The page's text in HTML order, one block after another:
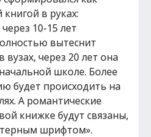
в руках:
10-15 лет
вытеснит
через 20 лет она
школе. Более
будет происходить на
А романтические
книжке будут связаны,
шрифтом».